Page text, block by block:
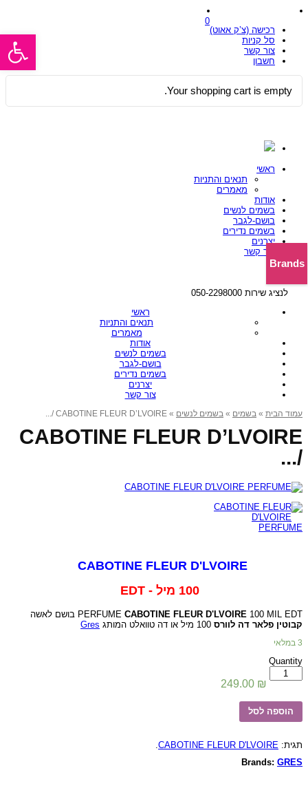
רכישה (צ’ק אאוט)
סל קניות
צור קשר
חשבון
0
Your shopping cart is empty.
ראשי
תנאים והתניות
מאמרים
אודות
בשמים לנשים
בושם-לגבר
בשמים נדירים
יצרנים
צור קשר
לנציג שירות 050-2298000
ראשי
תנאים והתניות
מאמרים
אודות
בשמים לנשים
בושם-לגבר
בשמים נדירים
יצרנים
צור קשר
עמוד הבית » בשמים » בשמים לנשים » CABOTINE FLEUR D’LVOIRE /...
CABOTINE FLEUR D’LVOIRE
/...
PERFUME CABOTINE FLEUR D'LVOIRE 100 MIL EDT בושם לאשה
קבוטין פלאר דה לוורס
Gres
3 במלאי
Quantity
כמות
של
FLEUR
D'LVOIRE
/
לאשה
פלר
249.00 ₪
הוספה לסל
תגית: CABOTINE FLEUR D'LVOIRE
Brands: GRES
Brands
פתח